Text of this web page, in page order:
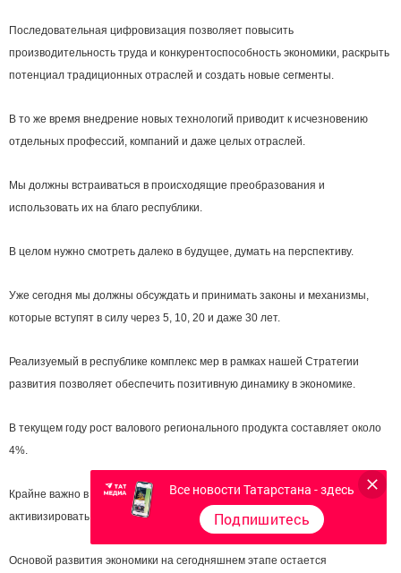
Последовательная цифровизация позволяет повысить
производительность труда и конкурентоспособность экономики, раскрыть
потенциал традиционных отраслей и создать новые сегменты.
В то же время внедрение новых технологий приводит к исчезновению
отдельных профессий, компаний и даже целых отраслей.
Мы должны встраиваться в происходящие преобразования и
использовать их на благо республики.
В целом нужно смотреть далеко в будущее, думать на перспективу.
Уже сегодня мы должны обсуждать и принимать законы и механизмы,
которые вступят в силу через 5, 10, 20 и даже 30 лет.
Реализуемый в республике комплекс мер в рамках нашей Стратегии
развития позволяет обеспечить позитивную динамику в экономике.
В текущем году рост валового регионального продукта составляет около
4%.
Крайне важно в условиях долгосрочного действия внешних санкций
активизировать внутренние резервы для дальнейшего роста.
Основой развития экономики на сегодняшнем этапе остается
Все новости Татарстана - здесь
Подпишитесь